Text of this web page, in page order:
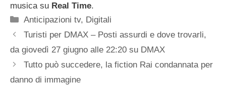
musica su Real Time.
Categorie
Anticipazioni tv, Digitali
Turisti per DMAX – Posti assurdi e dove trovarli,
da giovedì 27 giugno alle 22:20 su DMAX
Tutto può succedere, la fiction Rai condannata per
danno di immagine